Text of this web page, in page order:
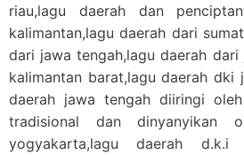
riau,lagu daerah dan
kalimantan,lagu daerah dari
dari jawa tengah,lagu daerah
kalimantan barat,lagu daerah dki
daerah jawa tengah diiringi
tradisional dan dinyanyikan
yogyakarta,lagu daerah d.k.i